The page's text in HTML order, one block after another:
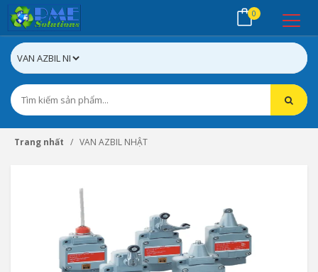
0
Trang nhất VAN AZBIL NHẬT